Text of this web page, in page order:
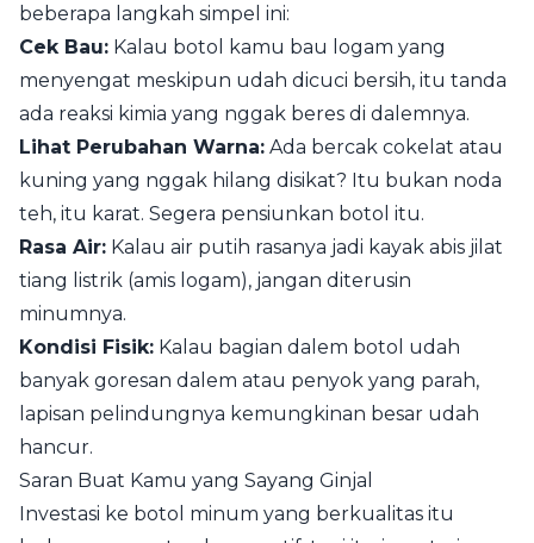
beberapa langkah simpel ini:
Cek Bau: Kalau botol kamu bau logam yang
menyengat meskipun udah dicuci bersih, itu tanda
ada reaksi kimia yang nggak beres di dalemnya.
Lihat Perubahan Warna: Ada bercak cokelat atau
kuning yang nggak hilang disikat? Itu bukan noda
teh, itu karat. Segera pensiunkan botol itu.
Rasa Air: Kalau air putih rasanya jadi kayak abis jilat
tiang listrik (amis logam), jangan diterusin
minumnya.
Kondisi Fisik: Kalau bagian dalem botol udah
banyak goresan dalem atau penyok yang parah,
lapisan pelindungnya kemungkinan besar udah
hancur.
Saran Buat Kamu yang Sayang Ginjal
Investasi ke botol minum yang berkualitas itu